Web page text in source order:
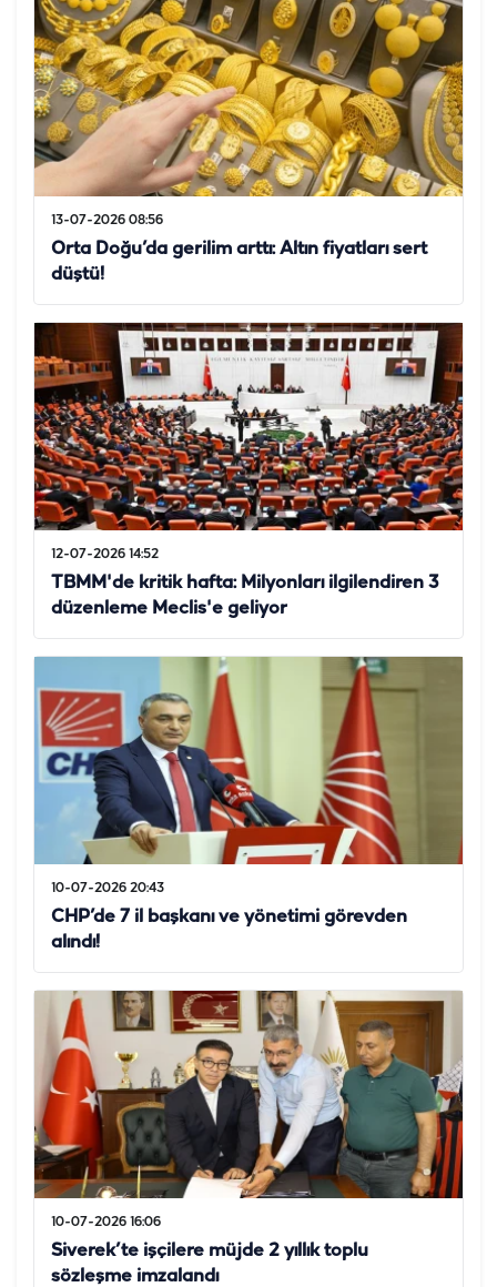
13-07-2026 08:56
Orta Doğu’da gerilim arttı: Altın fiyatları sert
düştü!
12-07-2026 14:52
TBMM'de kritik hafta: Milyonları ilgilendiren 3
düzenleme Meclis'e geliyor
10-07-2026 20:43
CHP’de 7 il başkanı ve yönetimi görevden
alındı!
10-07-2026 16:06
Siverek’te işçilere müjde 2 yıllık toplu
sözleşme imzalandı